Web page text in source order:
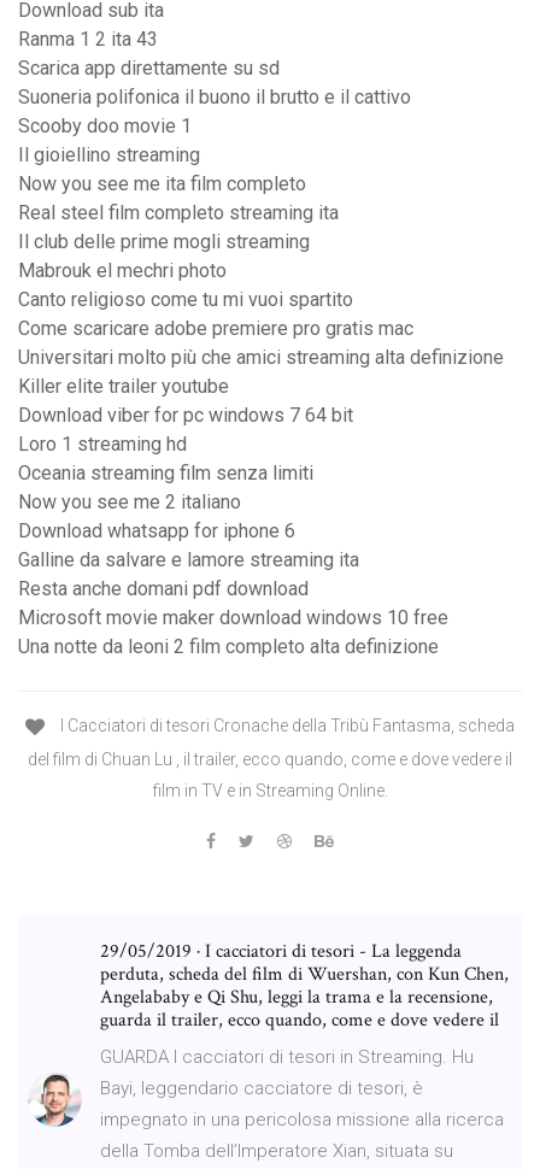
Download sub ita
Ranma 1 2 ita 43
Scarica app direttamente su sd
Suoneria polifonica il buono il brutto e il cattivo
Scooby doo movie 1
Il gioiellino streaming
Now you see me ita film completo
Real steel film completo streaming ita
Il club delle prime mogli streaming
Mabrouk el mechri photo
Canto religioso come tu mi vuoi spartito
Come scaricare adobe premiere pro gratis mac
Universitari molto più che amici streaming alta definizione
Killer elite trailer youtube
Download viber for pc windows 7 64 bit
Loro 1 streaming hd
Oceania streaming film senza limiti
Now you see me 2 italiano
Download whatsapp for iphone 6
Galline da salvare e lamore streaming ita
Resta anche domani pdf download
Microsoft movie maker download windows 10 free
Una notte da leoni 2 film completo alta definizione
I Cacciatori di tesori Cronache della Tribù Fantasma, scheda
del film di Chuan Lu , il trailer, ecco quando, come e dove vedere il
film in TV e in Streaming Online.
29/05/2019 · I cacciatori di tesori - La leggenda
perduta, scheda del film di Wuershan, con Kun Chen,
Angelababy e Qi Shu, leggi la trama e la recensione,
guarda il trailer, ecco quando, come e dove vedere il
GUARDA I cacciatori di tesori in Streaming. Hu
Bayi, leggendario cacciatore di tesori, è
impegnato in una pericolosa missione alla ricerca
della Tomba dell’Imperatore Xian, situata su